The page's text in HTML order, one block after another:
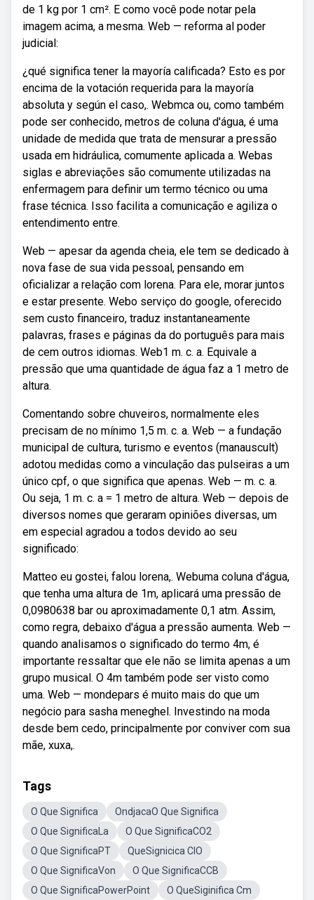
de 1 kg por 1 cm². E como você pode notar pela
imagem acima, a mesma. Web — reforma al poder
judicial:
¿qué significa tener la mayoría calificada? Esto es por
encima de la votación requerida para la mayoría
absoluta y según el caso,. Webmca ou, como também
pode ser conhecido, metros de coluna d'água, é uma
unidade de medida que trata de mensurar a pressão
usada em hidráulica, comumente aplicada a. Webas
siglas e abreviações são comumente utilizadas na
enfermagem para definir um termo técnico ou uma
frase técnica. Isso facilita a comunicação e agiliza o
entendimento entre.
Web — apesar da agenda cheia, ele tem se dedicado à
nova fase de sua vida pessoal, pensando em
oficializar a relação com lorena. Para ele, morar juntos
e estar presente. Webo serviço do google, oferecido
sem custo financeiro, traduz instantaneamente
palavras, frases e páginas da do português para mais
de cem outros idiomas. Web1 m. c. a. Equivale a
pressão que uma quantidade de água faz a 1 metro de
altura.
Comentando sobre chuveiros, normalmente eles
precisam de no mínimo 1,5 m. c. a. Web — a fundação
municipal de cultura, turismo e eventos (manauscult)
adotou medidas como a vinculação das pulseiras a um
único cpf, o que significa que apenas. Web — m. c. a.
Ou seja, 1 m. c. a = 1 metro de altura. Web — depois de
diversos nomes que geraram opiniões diversas, um
em especial agradou a todos devido ao seu
significado:
Matteo eu gostei, falou lorena,. Webuma coluna d'água,
que tenha uma altura de 1m, aplicará uma pressão de
0,0980638 bar ou aproximadamente 0,1 atm. Assim,
como regra, debaixo d'água a pressão aumenta. Web —
quando analisamos o significado do termo 4m, é
importante ressaltar que ele não se limita apenas a um
grupo musical. O 4m também pode ser visto como
uma. Web — mondepars é muito mais do que um
negócio para sasha meneghel. Investindo na moda
desde bem cedo, principalmente por conviver com sua
mãe, xuxa,.
Tags
O Que Significa
OndjacaO Que Significa
O Que SignificaLa
O Que SignificaCO2
O Que SignificaPT
QueSignicica CIO
O Que SignificaVon
O Que SignificaCCB
O Que SignificaPowerPoint
O QueSiginifica Cm